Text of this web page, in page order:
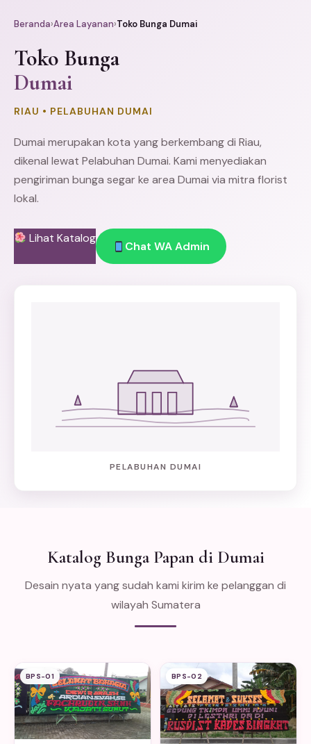
Beranda›Area Layanan›Toko Bunga Dumai
Toko Bunga
Dumai
RIAU • PELABUHAN DUMAI
Dumai merupakan kota yang berkembang di Riau,
dikenal lewat Pelabuhan Dumai. Kami menyediakan
pengiriman bunga segar ke area Dumai via mitra florist
lokal.
Lihat Katalog
Chat WA Admin
PELABUHAN DUMAI
Katalog Bunga Papan di Dumai
Desain nyata yang sudah kami kirim ke pelanggan di
wilayah Sumatera
BPS-01 BPS-02